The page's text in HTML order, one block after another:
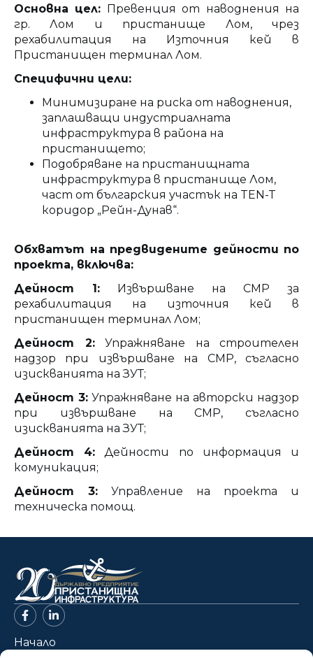
Основна цел: Превенция от наводнения на
гр. Лом и пристанище Лом, чрез
рехабилитация на Източния кей в
Пристанищен терминал Лом.
Специфични цели:
Минимизиране на риска от наводнения,
заплашващи индустриалната
инфраструктура в района на
пристанището;
Подобряване на пристанищната
инфраструктура в пристанище Лом,
част от българския участък на TEN-T
коридор „Рейн-Дунав“.
Обхватът на предвидените дейности по
проекта, включва:
Дейност 1: Извършване на СМР за
рехабилитация на източния кей в
пристанищен терминал Лом;
Дейност 2:Упражняване на строителен
надзор при извършване на СМР, съгласно
изискванията на ЗУТ;
Дейност 3: Упражняване на авторски надзор
при извършване на СМР, съгласно
изискванията на ЗУТ;
Дейност 4: Дейности по информация и
комуникация;
Дейност 3: Управление на проекта и
техническа помощ.
Начало